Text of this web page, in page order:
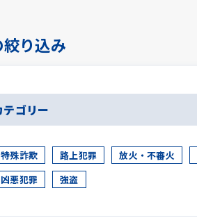
り込み
テゴリー
特殊詐欺 路上犯罪 放火・不審火
凶悪犯罪
強盗